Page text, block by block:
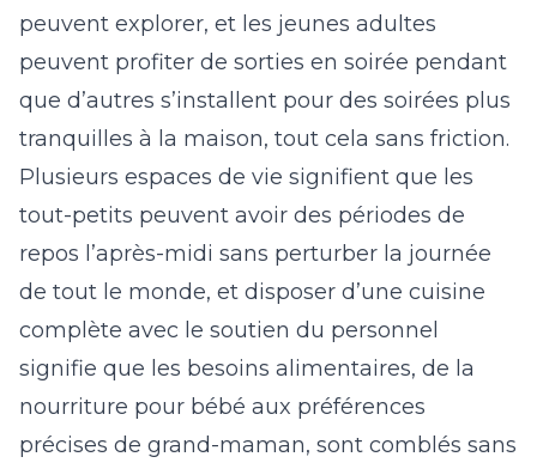
peuvent explorer, et les jeunes adultes
peuvent profiter de sorties en soirée pendant
que d’autres s’installent pour des soirées plus
tranquilles à la maison, tout cela sans friction.
Plusieurs espaces de vie signifient que les
tout-petits peuvent avoir des périodes de
repos l’après-midi sans perturber la journée
de tout le monde, et disposer d’une cuisine
complète avec le soutien du personnel
signifie que les besoins alimentaires, de la
nourriture pour bébé aux préférences
précises de grand-maman, sont comblés sans